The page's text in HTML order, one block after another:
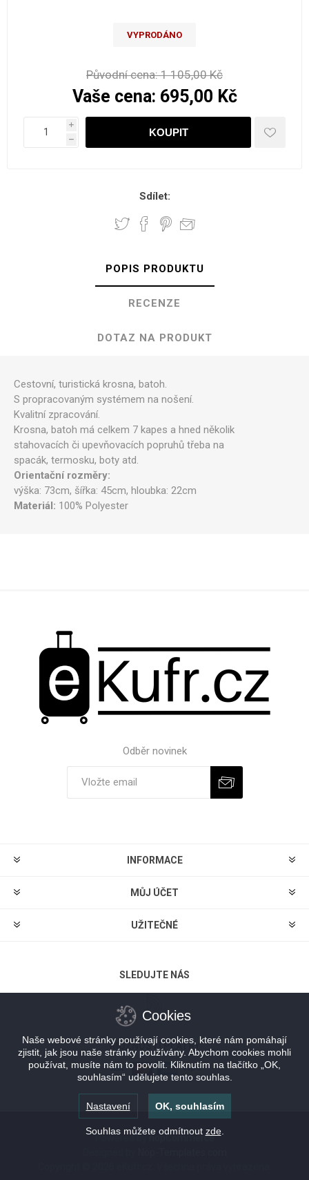
VYPRODÁNO
Původní cena: 1 105,00 Kč
Vaše cena: 695,00 Kč
i
h
Sdílet:
POPIS PRODUKTU
RECENZE
DOTAZ NA PRODUKT
Cestovní, turistická krosna, batoh.
S propracovaným systémem na nošení.
Kvalitní zpracování.
Krosna, batoh má celkem 7 kapes a hned několik
stahovacích či upevňovacích popruhů třeba na
spacák, termosku, boty atd.
Orientační rozměry:
výška: 73cm, šířka: 45cm, hloubka: 22cm
Materiál: 100% Polyester
Odběr novinek
INFORMACE
MŮJ ÚČET
UŽITEČNÉ
SLEDUJTE NÁS
MOŽNOSTI PLATBY
Powered bynopCommerce
Cookies
Naše webové stránky používají cookies, které nám pomáhají
zjistit, jak jsou naše stránky používány. Abychom cookies mohli
používat, musíte nám to povolit. Kliknutím na tlačítko „OK,
souhlasím“ udělujete tento souhlas.
Nastavení OK, souhlasím
Souhlas můžete odmítnout zde.